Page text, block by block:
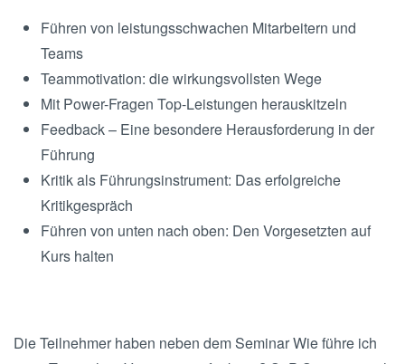
Führen von leistungsschwachen Mitarbeitern und
Teams
Teammotivation: die wirkungsvollsten Wege
Mit Power-Fragen Top-Leistungen herauskitzeln
Feedback – Eine besondere Herausforderung in der
Führung
Kritik als Führungsinstrument: Das erfolgreiche
Kritikgespräch
Führen von unten nach oben: Den Vorgesetzten auf
Kurs halten
Die Teilnehmer haben neben dem Seminar Wie führe ich